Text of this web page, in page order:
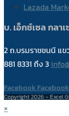
Lazada
บ. เอ็กซ์เซล กลา
2 ถ.บรมราชชนนี แ
881 8331 ถึง 3
Facebook
Copyright 2026 - Excel
×